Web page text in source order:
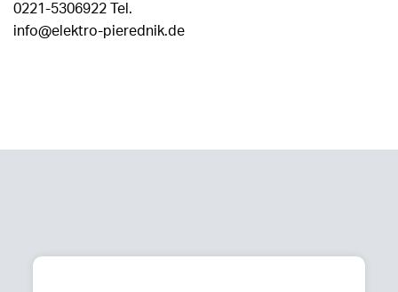
0221-5306922 Tel.
info@elektro-pierednik.de